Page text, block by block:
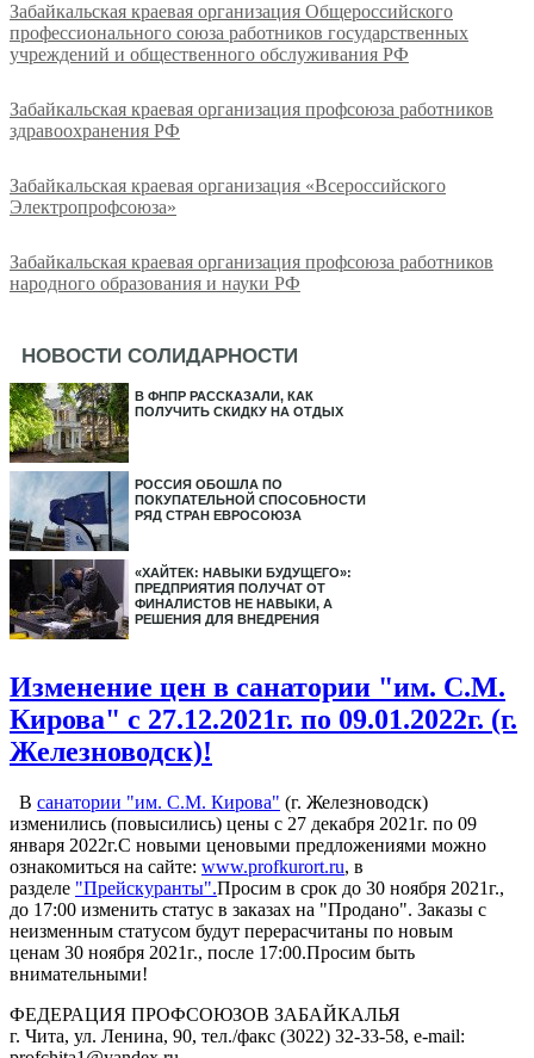
Забайкальская краевая организация Общероссийского
профессионального союза работников государственных
учреждений и общественного обслуживания РФ
Забайкальская краевая организация профсоюза работников
здравоохранения РФ
Забайкальская краевая организация «Всероссийского
Электропрофсоюза»
Забайкальская краевая организация профсоюза работников
народного образования и науки РФ
НОВОСТИ СОЛИДАРНОСТИ
В ФНПР РАССКАЗАЛИ, КАК
ПОЛУЧИТЬ СКИДКУ НА ОТДЫХ
РОССИЯ ОБОШЛА ПО
ПОКУПАТЕЛЬНОЙ СПОСОБНОСТИ
РЯД СТРАН ЕВРОСОЮЗА
«ХАЙТЕК: НАВЫКИ БУДУЩЕГО»:
ПРЕДПРИЯТИЯ ПОЛУЧАТ ОТ
ФИНАЛИСТОВ НЕ НАВЫКИ, А
РЕШЕНИЯ ДЛЯ ВНЕДРЕНИЯ
Изменение цен в санатории "им. С.М.
Кирова" с 27.12.2021г. по 09.01.2022г. (г.
Железноводск)!
В санатории "им. С.М. Кирова" (г. Железноводск)
изменились (повысились) цены с 27 декабря 2021г. по 09
января 2022г.С новыми ценовыми предложениями можно
ознакомиться на сайте: www.profkurort.ru, в
разделе "Прейскуранты".Просим в срок до 30 ноября 2021г.,
до 17:00 изменить статус в заказах на "Продано". Заказы с
неизменным статусом будут перерасчитаны по новым
ценам 30 ноября 2021г., после 17:00.Просим быть
внимательными!
ФЕДЕРАЦИЯ ПРОФСОЮЗОВ ЗАБАЙКАЛЬЯ
г. Чита, ул. Ленина, 90, тел./факс (3022) 32-33-58, e-mail: